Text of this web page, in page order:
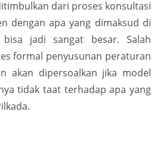
dari proses konsultasi
dengan apa yang dimaksud di
jadi sangat besar. Salah
formal penyusunan peraturan
akan dipersoalkan jika model
tidak taat terhadap apa yang